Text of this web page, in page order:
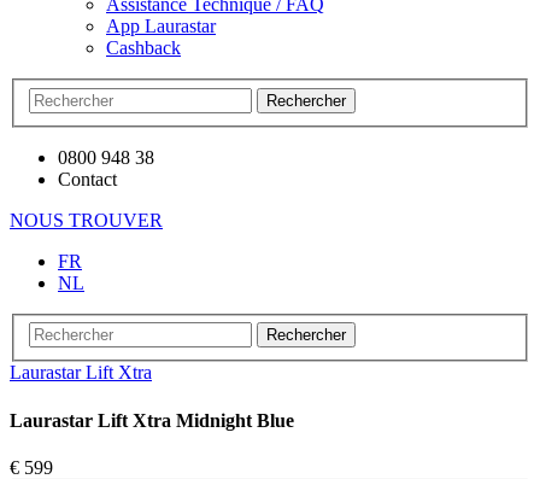
Assistance Technique / FAQ
App Laurastar
Cashback
Rechercher
0800 948 38
Contact
NOUS TROUVER
FR
NL
Rechercher
Laurastar Lift Xtra
Laurastar Lift Xtra Midnight Blue
€ 599